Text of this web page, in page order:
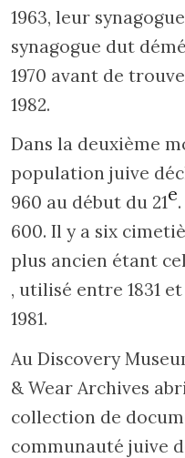
1963, leur
synagogue dut
1970 avant de
1982.
Dans la deuxième
population juive
960 au début du 21e
600. Il y a six
plus ancien étant
, utilisé entre 1831
1981.
Au Discovery
& Wear Archives
collection de
communauté juive